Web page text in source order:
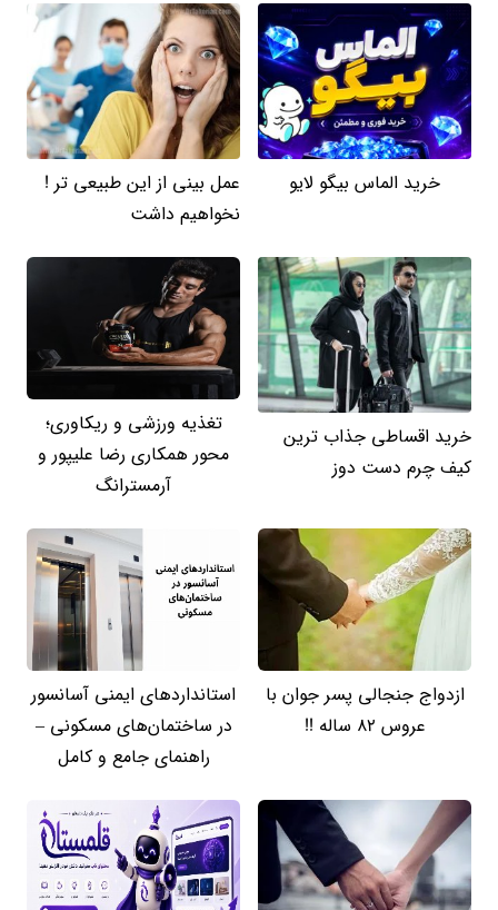
خرید الماس بیگو لایو
عمل بینی از این طبیعی تر !
نخواهیم داشت
خرید اقساطی جذاب ترین
کیف چرم دست دوز
تغذیه ورزشی و ریکاوری؛
محور همکاری رضا علیپور و
آرمسترانگ
ازدواج جنجالی پسر جوان با
عروس 82 ساله !!
استانداردهای ایمنی آسانسور
در ساختمان‌های مسکونی –
راهنمای جامع و کامل